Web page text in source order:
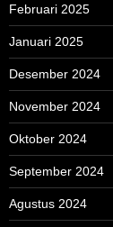
Februari 2025
Januari 2025
Desember 2024
November 2024
Oktober 2024
September 2024
Agustus 2024